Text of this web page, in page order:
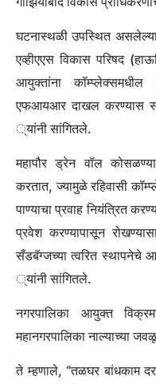
घटनास्थळी उपस्थित असलेल्या
एव्हीएएस विकास परिषद
आयुक्तांना कॉम्प्लेक्समधील
एफआयआर दाखल करण्यास
्यांनी सांगितले.
महापौर ड्रेन वॉल
करतात, ज्यामुळे रहिवासी
पाण्याचा प्रवाह नियंत्रित
प्रवेश करण्यापासून
सँडबॅग्जच्या त्वरित
्यांनी सांगितले.
नगरपालिका आयुक्त
महानगरपालिका नाल्याच्या
ते म्हणाले, “तळघर बांधकाम